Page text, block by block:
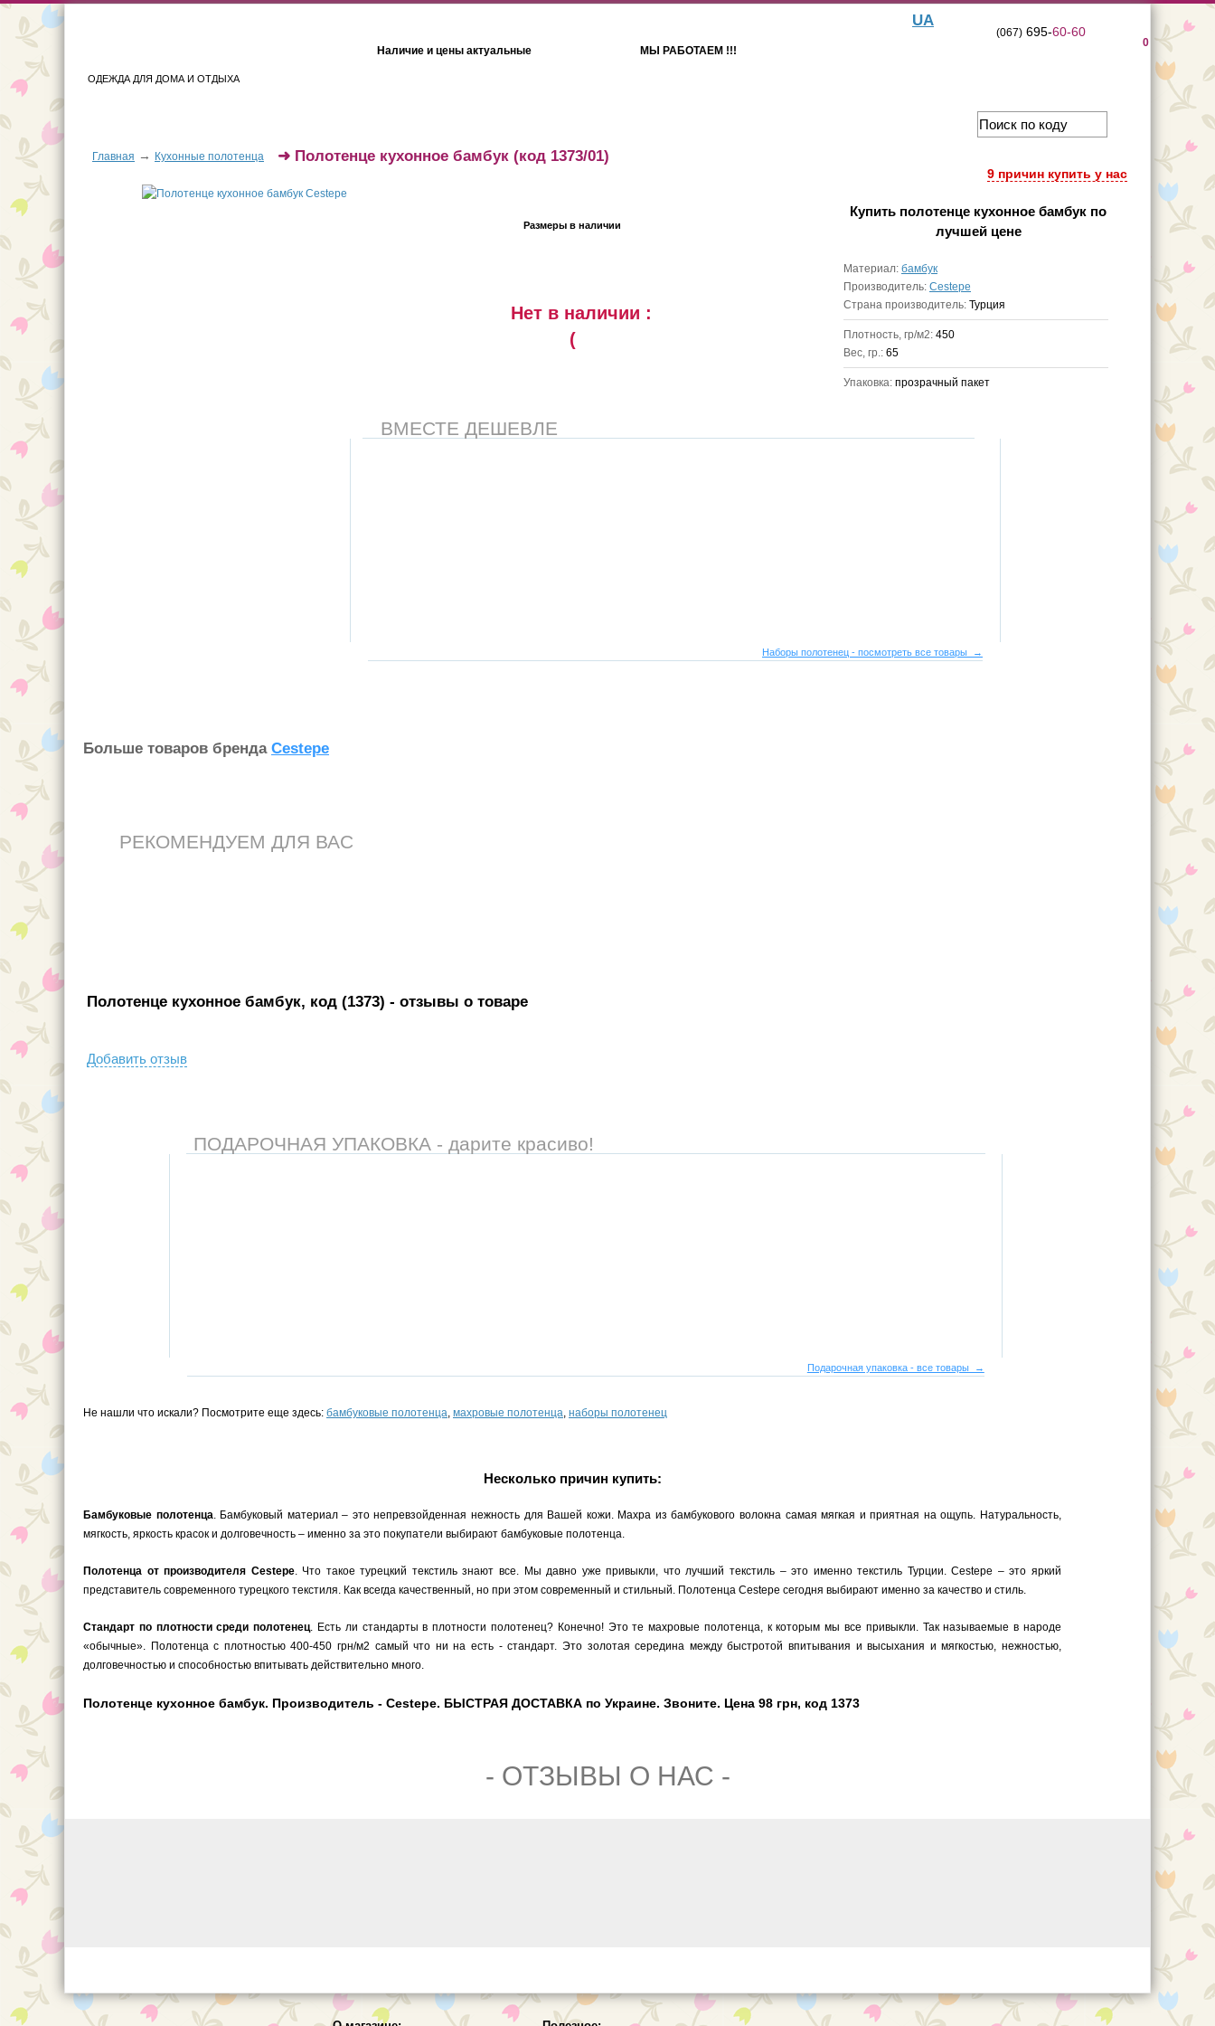
ОДЕЖДА ДЛЯ ДОМА И ОТДЫХА
Наличие и цены актуальные МЫ РАБОТАЕМ !!!
UA
0
(067)695-60-60
Главная → Кухонные полотенца
9 причин купить у нас
➜ Полотенце кухонное бамбук (код 1373/01)
Размеры в наличии
Нет в наличии :
(
Купить полотенце кухонное бамбук по
лучшей цене
Материал: бамбук
Производитель: Cestepe
Страна производитель: Турция
Плотность, гр/м2: 450
Вес, гр.: 65
Упаковка: прозрачный пакет
ВМЕСТЕ ДЕШЕВЛЕ
Наборы полотенец - посмотреть все товары →
Больше товаров бренда Cestepe
РЕКОМЕНДУЕМ ДЛЯ ВАС
Полотенце кухонное бамбук, код (1373) - отзывы о товаре
Добавить отзыв
ПОДАРОЧНАЯ УПАКОВКА - дарите красиво!
Подарочная упаковка - все товары →
Не нашли что искали? Посмотрите еще здесь: бамбуковые полотенца, махровые полотенца, наборы полотенец
Несколько причин купить:
Бамбуковые полотенца. Бамбуковый материал – это непревзойденная нежность для Вашей кожи. Махра из бамбукового волокна самая мягкая и приятная на ощупь. Натуральность,
мягкость, яркость красок и долговечность – именно за это покупатели выбирают бамбуковые полотенца.
Полотенца от производителя Cestepe. Что такое турецкий текстиль знают все. Мы давно уже привыкли, что лучший текстиль – это именно текстиль Турции. Cestepe – это яркий
представитель современного турецкого текстиля. Как всегда качественный, но при этом современный и стильный. Полотенца Cestepe сегодня выбирают именно за качество и стиль.
Стандарт по плотности среди полотенец. Есть ли стандарты в плотности полотенец? Конечно! Это те махровые полотенца, к которым мы все привыкли. Так называемые в народе
«обычные». Полотенца с плотностью 400-450 грн/м2 самый что ни на есть - стандарт. Это золотая середина между быстротой впитывания и высыхания и мягкостью, нежностью,
долговечностью и способностью впитывать действительно много.
Полотенце кухонное бамбук. Производитель - Cestepe. БЫСТРАЯ ДОСТАВКА по Украине. Звоните. Цена 98 грн, код 1373
- ОТЗЫВЫ О НАС -